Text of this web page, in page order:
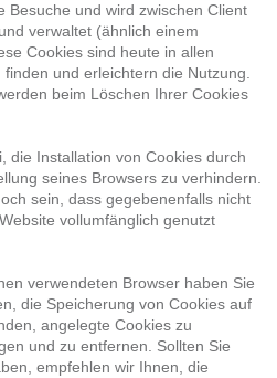
Besuche und wird zwischen Client
verwaltet (ähnlich einem
Cookies sind heute in allen
und erleichtern die Nutzung.
beim Löschen Ihrer Cookies
die Installation von Cookies durch
seines Browsers zu verhindern.
sein, dass gegebenenfalls nicht
vollumfänglich genutzt
verwendeten Browser haben Sie
die Speicherung von Cookies auf
angelegte Cookies zu
und zu entfernen. Sollten Sie
empfehlen wir Ihnen, die